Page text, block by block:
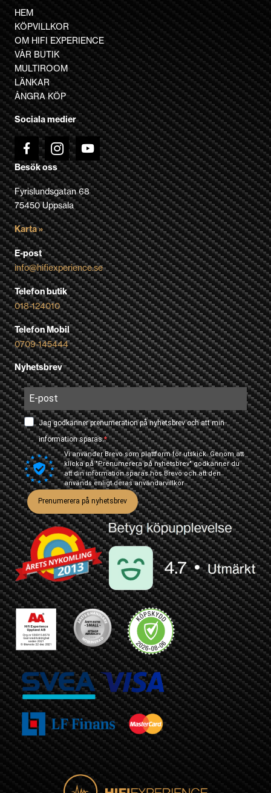
varianter.
De
olika
alternativen
kan
väljas
på
produktsidan
HEM
KÖPVILLKOR
OM HIFI EXPERIENCE
VÅR BUTIK
MULTIROOM
LÄNKAR
ÅNGRA KÖP
Sociala medier
Besök oss
Fyrislundsgatan 68
75450 Uppsala
Karta »
E-post
info@hifiexperience.se
Telefon butik
018-124010
Telefon Mobil
0709-145444
Nyhetsbrev
Jag godkänner prenumeration på nyhetsbrev och att min
information sparas.
Vi använder Brevo som plattform för utskick. Genom att
klicka på "Prenumerera på nyhetsbrev" godkänner du
att din information sparas hos Brevo och att den
används enligt derasanvändarvillkor
Prenumerera på nyhetsbrev